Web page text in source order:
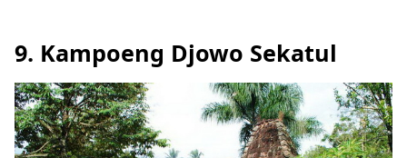
9. Kampoeng Djowo Sekatul